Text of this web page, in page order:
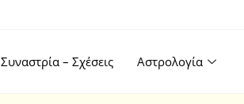
Συναστρία – Σχέσεις Αστρολογία